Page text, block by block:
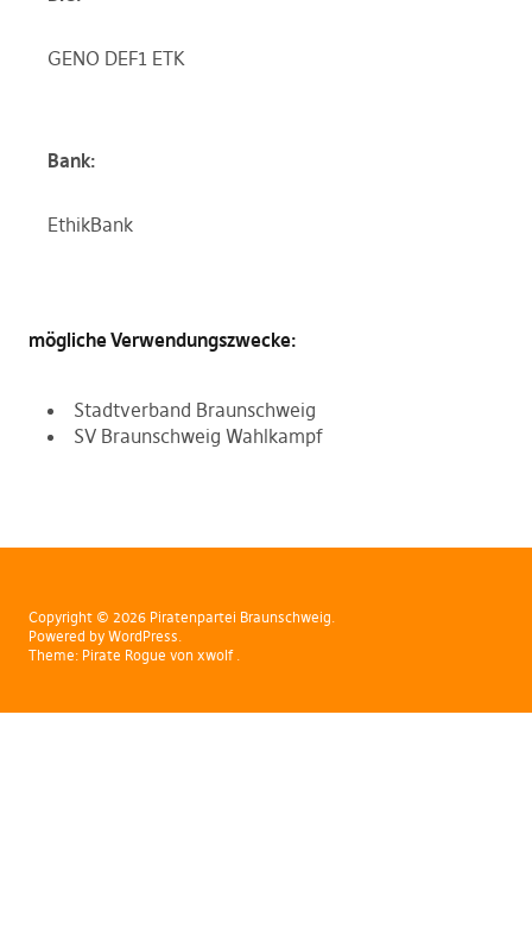
GENO DEF1 ETK
Bank:
EthikBank
mögliche Verwendungszwecke:
Stadtverband Braunschweig
SV Braunschweig Wahlkampf
Copyright © 2026 Piratenpartei Braunschweig
Powered by WordPress
Theme: Pirate Rogue von xwolf